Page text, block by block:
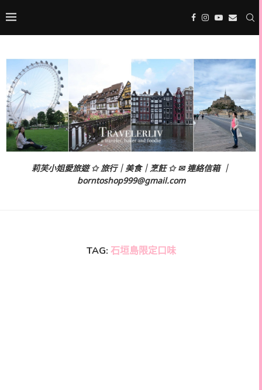
莉芙小姐愛旅遊 ✩ 旅行｜美食｜烹飪 ✩ ✉ 連絡信箱 ｜
borntoshop999@gmail.com
TAG: 石垣島限定口味